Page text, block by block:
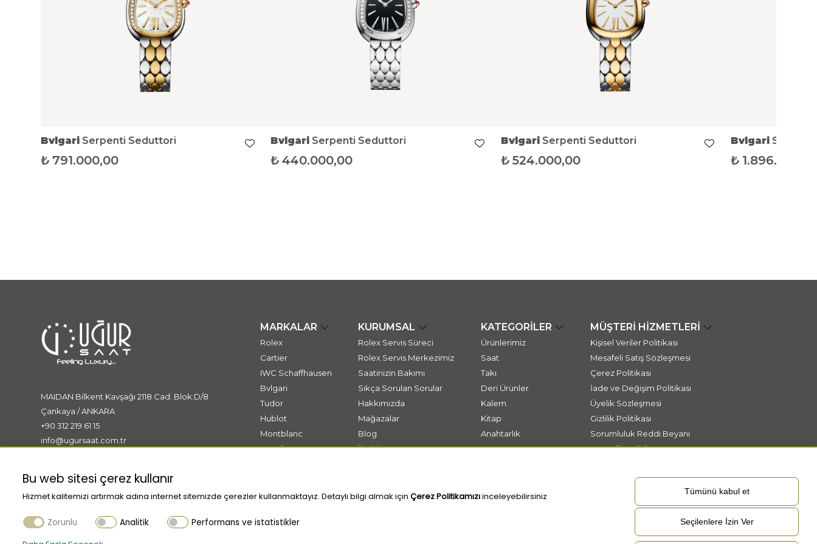
Bvlgari Serpenti Seduttori
₺ 791.000,00
Bvlgari Serpenti Seduttori
₺ 440.000,00
Bvlgari Serpenti Seduttori
₺524.000,00
Bvlgari
₺
MAIDAN Bilkent Kavşağı 2118 Cad. Blok:D/8
Çankaya / ANKARA
+90 312 219 61 15
info@ugursaat.com.tr
MARKALAR
Rolex
Cartier
IWC Schaffhausen
Bvlgari
Tudor
Hublot
Montblanc
Messika
KURUMSAL
Rolex Servis Süreci
Rolex Servis Merkezimiz
Saatinizin Bakımı
Sıkça Sorulan Sorular
Hakkımızda
Mağazalar
Blog
İletişim
KATEGORİLER
Ürünlerimiz
Saat
Takı
Deri Ürünler
Kalem
Kitap
Anahtarlık
MÜŞTERİ HİZMETLERİ
Kişisel Veriler Politikası
Mesafeli Satış Sözleşmesi
Çerez Politikası
İade ve Değişim Politikası
Üyelik Sözleşmesi
Gizlilik Politikası
Sorumluluk Reddi Beyanı
Güvenlik Politikası
Bu web sitesi çerez kullanır
Hizmet kalitemizi artırmak adına internet sitemizde çerezler kullanmaktayız. Detaylı bilgi almak için Çerez Politikamızıinceleyebilirsiniz
Zorunlu Analitik
Performans ve istatistikler
Seçilenlere İzin Ver
Tümünü kabul et